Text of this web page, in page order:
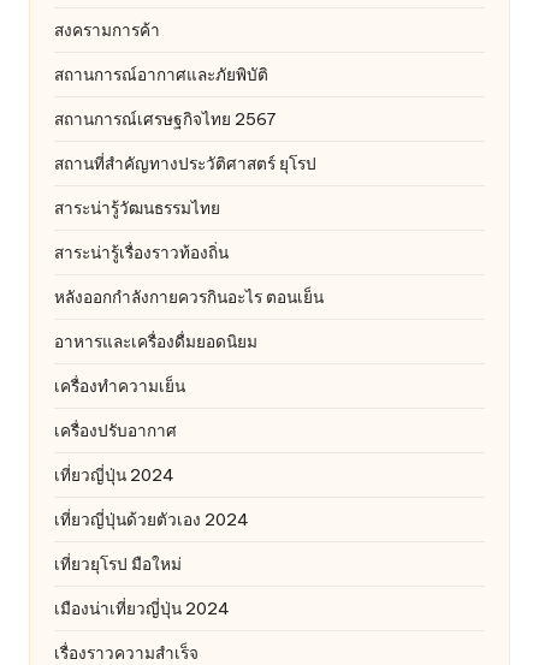
สงครามการค้า
สถานการณ์อากาศและภัยพิบัติ
สถานการณ์เศรษฐกิจไทย 2567
สถานที่สําคัญทางประวัติศาสตร์ ยุโรป
สาระน่ารู้วัฒนธรรมไทย
สาระน่ารู้เรื่องราวท้องถิ่น
หลังออกกําลังกายควรกินอะไร ตอนเย็น
อาหารและเครื่องดื่มยอดนิยม
เครื่องทำความเย็น
เครื่องปรับอากาศ
เที่ยวญี่ปุ่น 2024
เที่ยวญี่ปุ่นด้วยตัวเอง 2024
เที่ยวยุโรป มือใหม่
เมืองน่าเที่ยวญี่ปุ่น 2024
เรื่องราวความสำเร็จ